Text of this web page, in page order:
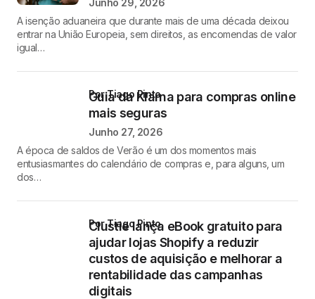
A isenção aduaneira que durante mais de uma década deixou
entrar na União Europeia, sem direitos, as encomendas de valor
igual…
Guia da Klarna para compras online
mais seguras
por Tiago Pinto
Junho 27, 2026
A época de saldos de Verão é um dos momentos mais
entusiasmantes do calendário de compras e, para alguns, um
dos…
Clustie lança eBook gratuito para
ajudar lojas Shopify a reduzir
custos de aquisição e melhorar a
rentabilidade das campanhas
digitais
por Tiago Pinto